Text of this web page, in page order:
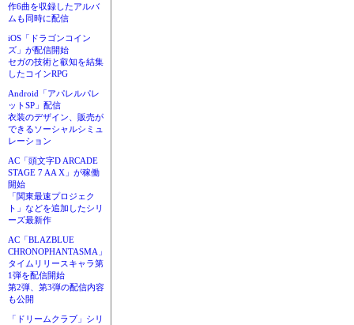
作6曲を収録したアルバ
ムも同時に配信
iOS「ドラゴンコイン
ズ」が配信開始
セガの技術と叡知を結集
したコインRPG
Android「アパレルパレ
ットSP」配信
衣装のデザイン、販売が
できるソーシャルシミュ
レーション
AC「頭文字D ARCADE
STAGE 7 AA X」が稼働
開始
「関東最速プロジェク
ト」などを追加したシリ
ーズ最新作
AC「BLAZBLUE
CHRONOPHANTASMA」
タイムリリースキャラ第
1弾を配信開始
第2弾、第3弾の配信内容
も公開
「ドリームクラブ」シリ